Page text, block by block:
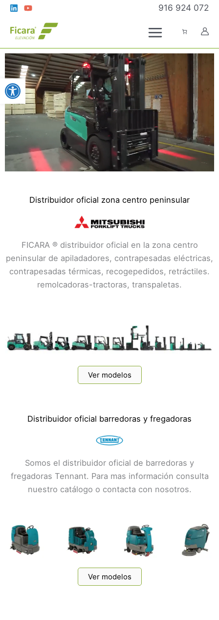
Abrir barra de herramientas
contenido
916 924 072
Distribuidor oficial zona centro peninsular
FICARA ® distribuidor oficial en la zona centro
peninsular de apiladadores, contrapesadas eléctricas,
contrapesadas térmicas, recogepedidos, retráctiles.
remolcadoras-tractoras, transpaletas.
Ver modelos
Distribuidor oficial barredoras y fregadoras
Somos el distribuidor oficial de barredoras y
fregadoras Tennant. Para mas información consulta
nuestro catálogo o contacta con nosotros.
Ver modelos